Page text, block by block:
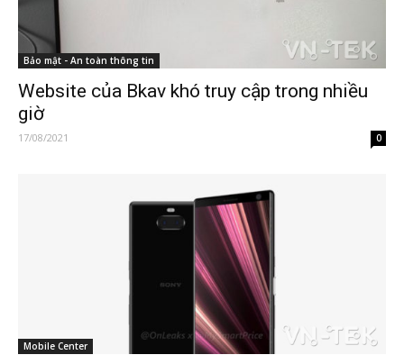
Bảo mật - An toàn thông tin
Website của Bkav khó truy cập trong nhiều
giờ
17/08/2021 0
Mobile Center